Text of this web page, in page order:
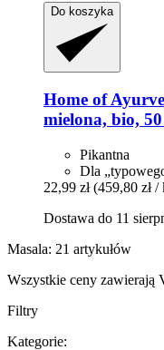
Do koszyka
Home of
mielona, bio,
Pikantna
Dla
22,99 zł (459,80 zł /
Dostawa do 11
Masala: 21 artykułów
Wszystkie ceny zawierają
Filtry
Kategorie: